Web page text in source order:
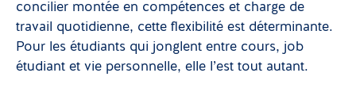
concilier montée en compétences et charge de
travail quotidienne, cette flexibilité est déterminante.
Pour les étudiants qui jonglent entre cours, job
étudiant et vie personnelle, elle l’est tout autant.